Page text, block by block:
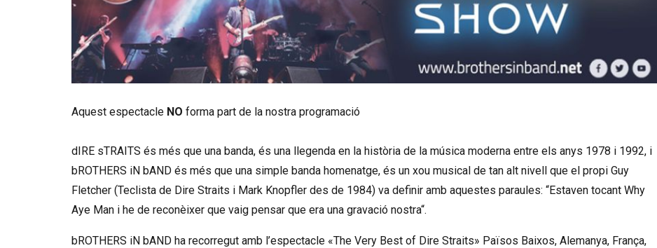
Aquest espectacle NO forma part de la nostra programació
dIRE sTRAITS és més que una banda, és una llegenda en la història de la música moderna entre els anys 1978 i 1992, i
bROTHERS iN bAND és més que una simple banda homenatge, és un xou musical de tan alt nivell que el propi Guy
Fletcher (Teclista de Dire Straits i Mark Knopfler des de 1984) va definir amb aquestes paraules: “Estaven tocant Why
Aye Man i he de reconèixer que vaig pensar que era una gravació nostra“.
bROTHERS iN bAND ha recorregut amb l’espectacle «The Very Best of Dire Straits» Països Baixos, Alemanya, França,